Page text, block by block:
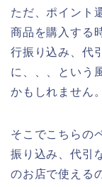
ただ、ポイント
商品を購入する
行振り込み、代
に、、、という
かもしれません。
そこでこちらの
振り込み、代引
のお店で使える